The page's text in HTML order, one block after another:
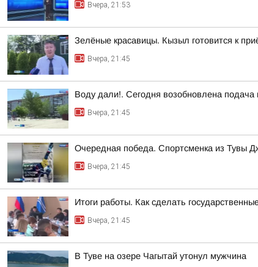
Вчера, 21:53
Зелёные красавицы. Кызыл готовится к
Вчера, 21:45
Воду дали!. Сегодня возобновлена подача
Вчера, 21:45
Очередная победа. Спортсменка из Тувы
Вчера, 21:45
Итоги работы. Как сделать
Вчера, 21:45
В Туве на озере Чагытай утонул мужчина